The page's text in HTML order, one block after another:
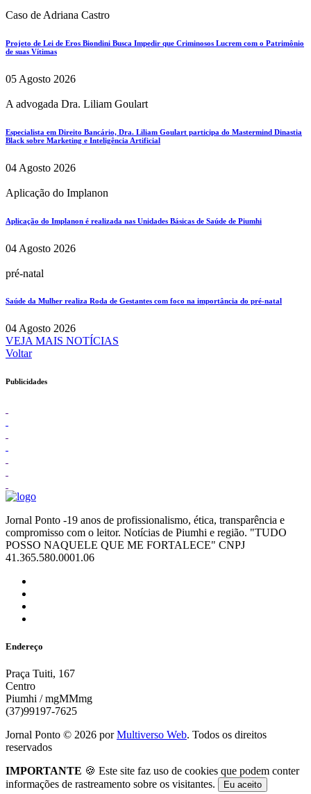
Caso de Adriana Castro
Projeto de Lei de Eros Biondini Busca Impedir que Criminosos Lucrem com o Patrimônio
de suas Vítimas
05 Agosto 2026
A advogada Dra. Liliam Goulart
Especialista em Direito Bancário, Dra. Liliam Goulart participa do Mastermind Dinastia
Black sobre Marketing e Inteligência Artificial
04 Agosto 2026
Aplicação do Implanon
Aplicação do Implanon é realizada nas Unidades Básicas de Saúde de Piumhi
04 Agosto 2026
pré-natal
Saúde da Mulher realiza Roda de Gestantes com foco na importância do pré-natal
04 Agosto 2026
VEJA MAIS NOTÍCIAS
Voltar
Publicidades
Jornal Ponto -19 anos de profissionalismo, ética, transparência e
compromisso com o leitor. Notícias de Piumhi e região. "TUDO
POSSO NAQUELE QUE ME FORTALECE" CNPJ
41.365.580.0001.06
Endereço
Praça Tuiti, 167
Centro
Piumhi / mgMMmg
(37)99197-7625
Jornal Ponto © 2026 porMultiverso Web. Todos os direitos
reservados
IMPORTANTE 🍪 Este site faz uso de cookies que podem conter
informações de rastreamento sobre os visitantes.
Eu aceito